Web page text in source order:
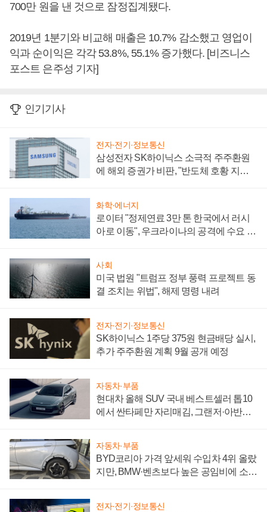
700만 원을 낸 것으로 잠정집계됐다.
2019년 1분기와 비교해 매출은 10.7% 감소했고 영업이
익과 순이익은 각각 53.8%, 55.1% 증가했다. [비즈니스
포스트 은주성 기자]
인기기사
전자·전기·정보통신
삼성전자 SK하이닉스 소극적 주주환원
에 해외 증권가 비판, "반도체 호황 지속
화학·에너지
로이터 "정제연료 3만 톤 한국에서 러시
아로 이동", 우크라이나의 공격에 수요 늘
사회
미국 법원 "트럼프 정부 풍력 프로젝트 동
결 조치는 위법", 해제 명령 내려
전자·전기·정보통신
SK하이닉스 1주당 375원 현금배당 실시,
추가 주주환원 계획 9월 공개 예정
자동차·부품
현대차 올해 SUV 국내 베스트셀러 톱10
에서 싼타페만 자리매김, 그랜저·아반떼
자동차·부품
BYD코리아 가격 앞세워 수입차 4위 올랐
지만, BMW·벤츠보다 높은 공임비에 소비
전자·전기·정보통신